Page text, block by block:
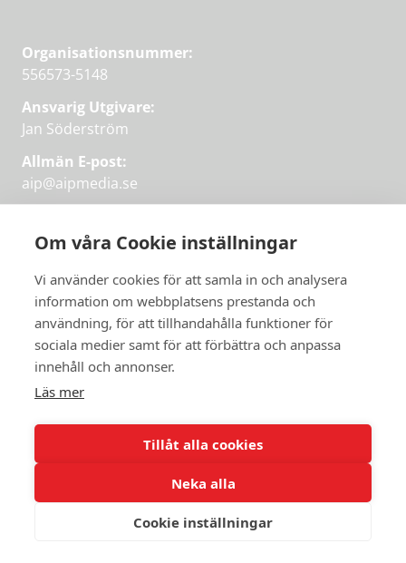
Om våra Cookie inställningar
Vi använder cookies för att samla in och analysera
information om webbplatsens prestanda och
användning, för att tillhandahålla funktioner för
sociala medier samt för att förbättra och anpassa
innehåll och annonser.
Läs mer
Tillåt alla cookies
Neka alla
Cookie inställningar
första månaden
gratis.
PRENUMERERA
Organisationsnummer:
556573-5148
Ansvarig Utgivare:
Jan Söderström
Allmän E-post:
aip@aipmedia.se
aip@flowyinfo.seeller 08-1210 60 40.
Instagram
LinkedIn
Twitter
Facebook
Få veckans bästa
artiklar på mejlen
PRENUMERERA
© 2026 Aktuellt i Politiken.